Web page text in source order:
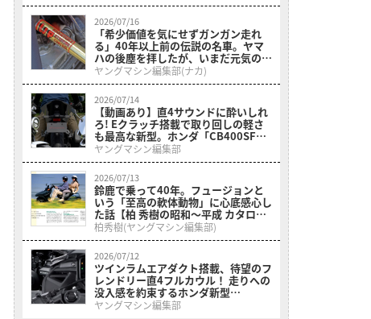
2026/07/16
「希少価値を気にせずガンガン走れ
る」40年以上前の伝説の名車。ヤマ
ハの後塵を拝したが、いまだ元気のい
い現役マシン。出来栄えのわりにはお
手頃価格の「ホンダ・RS500R」を紹
介
ヤングマシン編集部(ナカ)
2026/07/14
【動画あり】直4サウンドに酔いしれ
ろ! Eクラッチ搭載で取り回しの軽さ
も最高な新型。ホンダ「CB400SF＆
CBR400RF」の足つきと排気音に迫
る
ヤングマシン編集部
2026/07/13
鈴鹿で乗って40年。フュージョンと
いう「至高の軟体動物」に心底感心し
た話【柏 秀樹の昭和〜平成 カタログ
蔵出しコラム Vol.33】
柏秀樹(ヤングマシン編集部)
2026/07/12
ツインラムエアダクト搭載、待望のフ
レンドリー直4フルカウル！ 走りへの
没入感を約束するホンダ新型
「CBR400Rフォア Eクラッチ」が
ヤングマシン編集部